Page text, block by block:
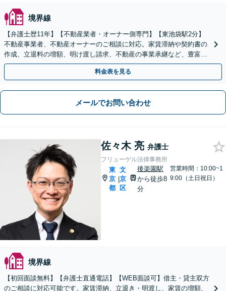
境界線
【弁護士歴11年】【不動産業者・オーナー側専門】【東池袋駅2分】
不動産事業者、不動産オーナーのご相談に対応。家賃滞納や契約書の
作成、立退料の増額、明け渡し請求、不動産の事業承継など、豊富な
解決実績があります。【ビデオ面談可】【初回面談無料】
料金表を見る
メールでお問い合わせ
佐々木 亮 弁護士
フリューゲル法律事務所
東
京
都
|
文
京
区
後楽園駅
から徒歩8
分
営業時間：10:00~1
9:00（土日祝日）
境界線
【初回面談無料】【弁護士直通電話】【WEB面談可】借主・貸主双方
のご相談に対応可能です。家賃滞納、立退き・明渡し、家賃の増額、